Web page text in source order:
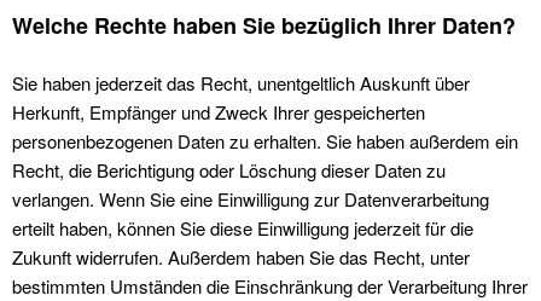
Welche Rechte haben Sie bezüglich Ihrer Daten?
Sie haben jederzeit das Recht, unentgeltlich Auskunft über
Herkunft, Empfänger und Zweck Ihrer gespeicherten
personenbezogenen Daten zu erhalten. Sie haben außerdem ein
Recht, die Berichtigung oder Löschung dieser Daten zu
verlangen. Wenn Sie eine Einwilligung zur Datenverarbeitung
erteilt haben, können Sie diese Einwilligung jederzeit für die
Zukunft widerrufen. Außerdem haben Sie das Recht, unter
bestimmten Umständen die Einschränkung der Verarbeitung Ihrer